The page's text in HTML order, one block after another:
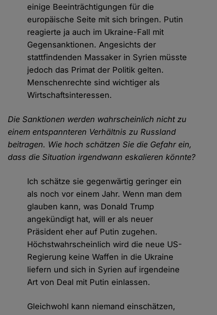
einige Beeinträchtigungen für die
europäische Seite mit sich bringen. Putin
reagierte ja auch im Ukraine-Fall mit
Gegensanktionen. Angesichts der
stattfindenden Massaker in Syrien müsste
jedoch das Primat der Politik gelten.
Menschenrechte sind wichtiger als
Wirtschaftsinteressen.
Die Sanktionen werden wahrscheinlich nicht zu
einem entspannteren Verhältnis zu Russland
beitragen. Wie hoch schätzen Sie die Gefahr ein,
dass die Situation irgendwann eskalieren könnte?
Ich schätze sie gegenwärtig geringer ein
als noch vor einem Jahr. Wenn man dem
glauben kann, was Donald Trump
angekündigt hat, will er als neuer
Präsident eher auf Putin zugehen.
Höchstwahrscheinlich wird die neue US-
Regierung keine Waffen in die Ukraine
liefern und sich in Syrien auf irgendeine
Art von Deal mit Putin einlassen.
Gleichwohl kann niemand einschätzen,